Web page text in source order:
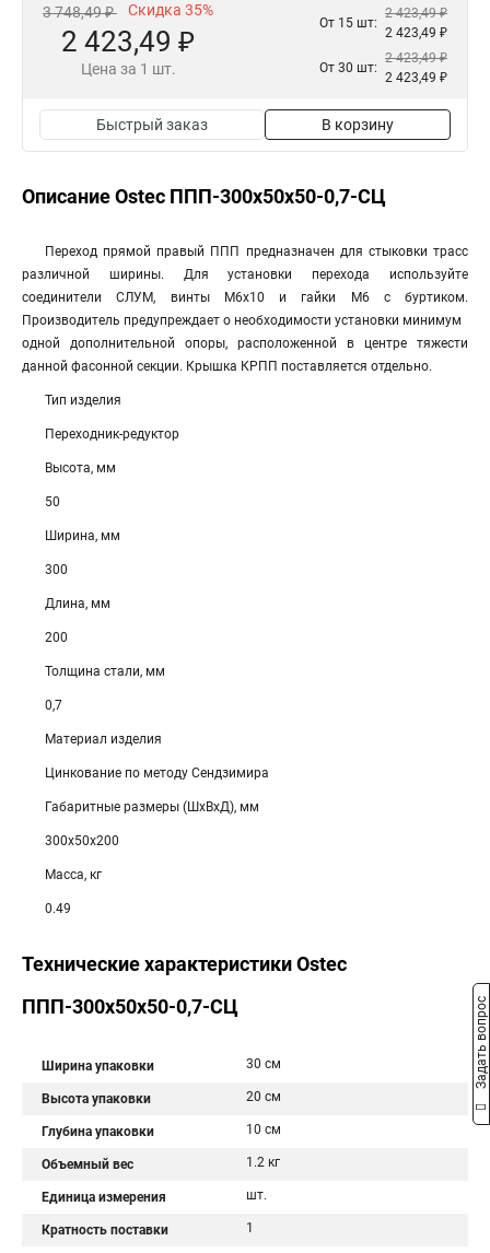
3 748,49 ₽ Скидка 35%
2 423,49 ₽
Цена за 1 шт.
От 15 шт:
2 423,49 ₽
2 423,49 ₽
От 30 шт:
2 423,49 ₽
2 423,49 ₽
Быстрый заказ В корзину
Описание Ostec ППП-300х50х50-0,7-СЦ
Переход прямой правый ППП предназначен для стыковки трасс
различной ширины. Для установки перехода используйте
соединители СЛУМ, винты М6х10 и гайки М6 с буртиком.
Производитель предупреждает о необходимости установки минимум
одной дополнительной опоры, расположенной в центре тяжести
данной фасонной секции. Крышка КРПП поставляется отдельно.
Тип изделия
Переходник-редуктор
Высота, мм
50
Ширина, мм
300
Длина, мм
200
Толщина стали, мм
0,7
Материал изделия
Цинкование по методу Сендзимира
Габаритные размеры (ШхВхД), мм
300х50х200
Масса, кг
0.49
Технические характеристики Ostec
ППП-300х50х50-0,7-СЦ
Ширина упаковки 30 см
Высота упаковки 20 см
Глубина упаковки 10 см
Объемный вес 1.2 кг
Единица измерения шт.
Кратность поставки 1
Задать вопрос